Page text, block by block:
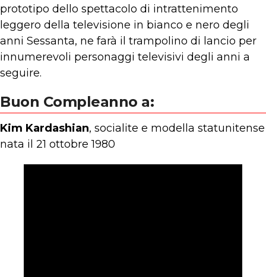
prototipo dello spettacolo di intrattenimento
leggero della televisione in bianco e nero degli
anni Sessanta, ne farà il trampolino di lancio per
innumerevoli personaggi televisivi degli anni a
seguire.
Buon Compleanno a:
Kim Kardashian, socialite e modella statunitense
nata il 21 ottobre 1980